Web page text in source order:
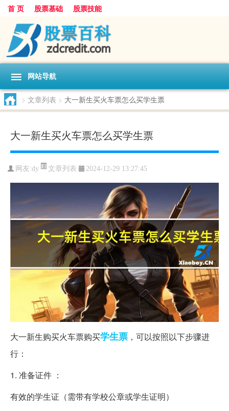
首 页 股票基础 股票技能
网站导航
> 文章列表 > 大一新生买火车票怎么买学生票
大一新生买火车票怎么买学生票
网友:dy 文章列表 2024-12-29 13:27:45
大一新生购买火车票购买学生票 ，可以按照以下步骤进
行：
1. 准备证件 ：
有效的学生证（需带有学校公章或学生证明）